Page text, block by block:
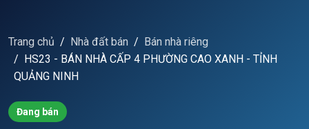
Trang chủ Nhà đất bán
Bán nhà riêng
HS23 - BÁN NHÀ CẤP 4 PHƯỜNG CAO XANH - TỈNH
QUẢNG NINH
Đang bán